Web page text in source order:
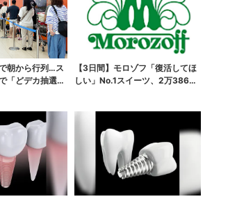
朝から行列…ス
「どデカ抽選
【3日間】モロゾフ「復活してほ
しい」No.1スイーツ、2万3865